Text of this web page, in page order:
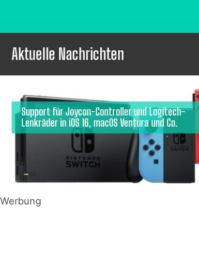
Aktuelle Nachrichten
Support für Joycon-Controller und Logitech-
Lenkräder in iOS 16, macOS Ventura und Co.
Werbung